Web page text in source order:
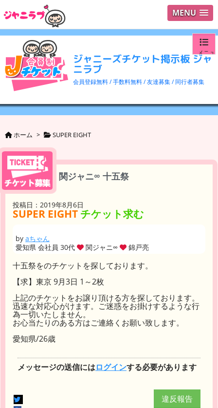
MENU
ジャニーズチケット掲示板 ジャ
ニラブ
会員登録無料 / 手数料無料 / 友達募集 / 同行者募集
メニュ
ログイ
ユーザ
ホーム > SUPER EIGHT
関ジャニ∞ 十五祭
投稿日：2019年8月6日
SUPER EIGHT チケット求む
by aちゃん
愛知県 会社員 30代
関ジャニ∞ 錦戸亮
十五祭をのチケットを探しております。
【求】東京 9月3日 1～2枚
上記のチケットをお譲り頂ける方を探しております。
迅速な対応心がけます。ご迷惑をお掛けするような行
為一切いたしません。
お心当たりのある方はご連絡くお願い致します。
愛知県/26歳
メッセージの送信にはログインする必要があります
違反報告